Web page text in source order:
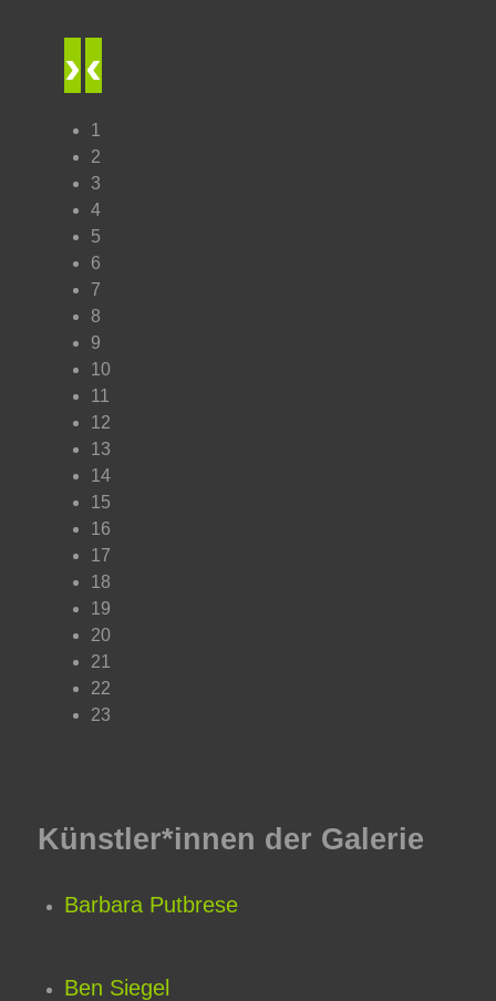
›‹
1
2
3
4
5
6
7
8
9
10
11
12
13
14
15
16
17
18
19
20
21
22
23
Künstler*innen der Galerie
Barbara Putbrese
Ben Siegel